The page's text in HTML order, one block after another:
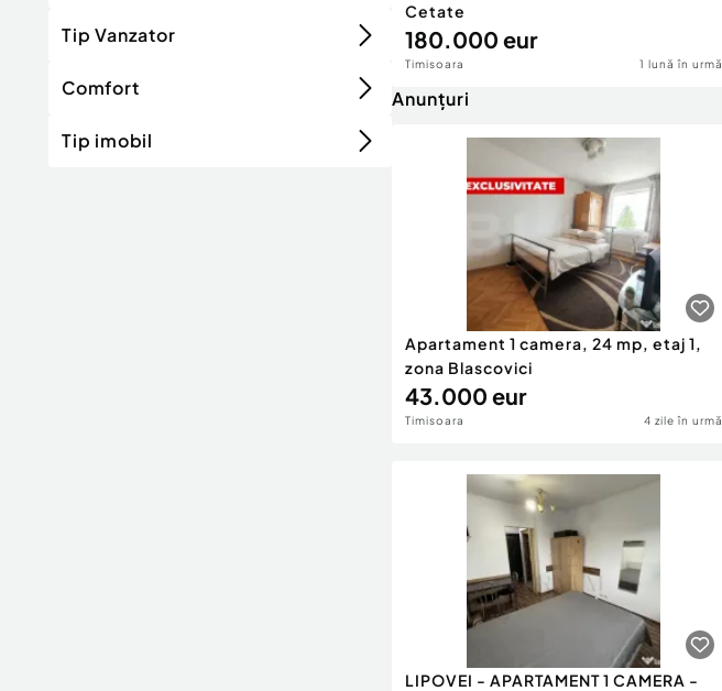
Tip Vanzator
Comfort
Tip imobil
Cetate
180.000 eur
Timisoara 1 lună în urmă
Anunțuri
Apartament 1 camera, 24 mp, etaj 1,
zona Blascovici
43.000 eur
Timisoara 4 zile în urmă
LIPOVEI - APARTAMENT 1 CAMERA -